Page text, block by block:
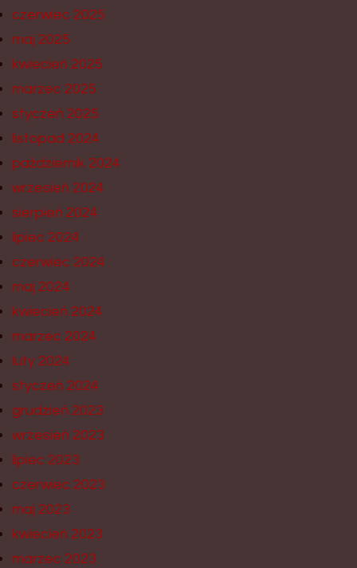
czerwiec 2025
maj 2025
kwiecień 2025
marzec 2025
styczeń 2025
listopad 2024
październik 2024
wrzesień 2024
sierpień 2024
lipiec 2024
czerwiec 2024
maj 2024
kwiecień 2024
marzec 2024
luty 2024
styczeń 2024
grudzień 2023
wrzesień 2023
lipiec 2023
czerwiec 2023
maj 2023
kwiecień 2023
marzec 2023